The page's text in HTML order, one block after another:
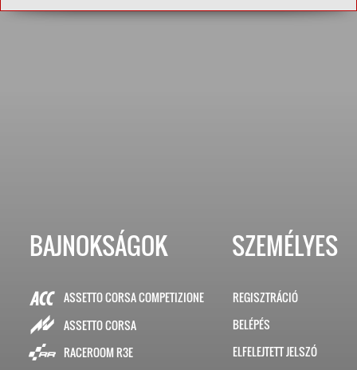
BAJNOKSÁGOK
ASSETTO CORSA COMPETIZIONE
ASSETTO CORSA
RACEROOM R3E
SZEMÉLYES
REGISZTRÁCIÓ
BELÉPÉS
ELFELEJTETT JELSZÓ